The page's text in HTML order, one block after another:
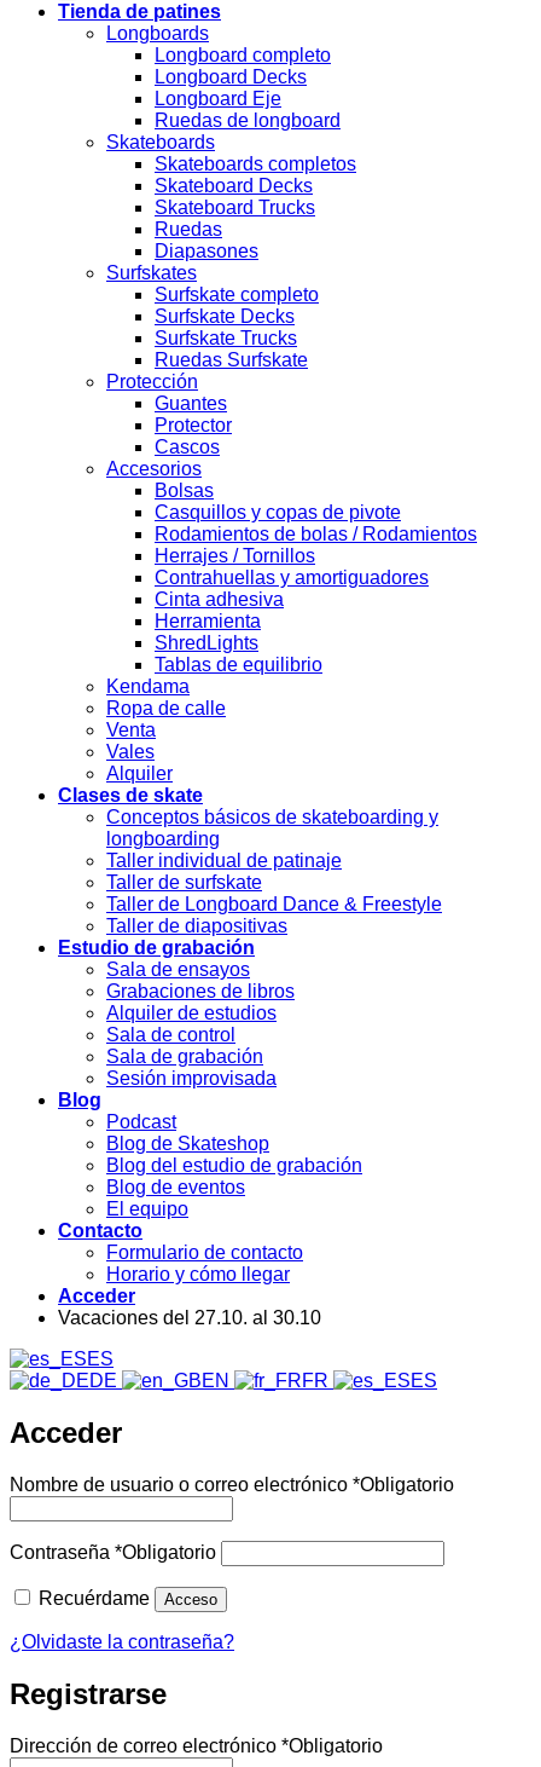
Tienda de patines
Longboards
Longboard completo
Longboard Decks
Longboard Eje
Ruedas de longboard
Skateboards
Skateboards completos
Skateboard Decks
Skateboard Trucks
Ruedas
Diapasones
Surfskates
Surfskate completo
Surfskate Decks
Surfskate Trucks
Ruedas Surfskate
Protección
Guantes
Protector
Cascos
Accesorios
Bolsas
Casquillos y copas de pivote
Rodamientos de bolas / Rodamientos
Herrajes / Tornillos
Contrahuellas y amortiguadores
Cinta adhesiva
Herramienta
ShredLights
Tablas de equilibrio
Kendama
Ropa de calle
Venta
Vales
Alquiler
Clases de skate
Conceptos básicos de skateboarding y
longboarding
Taller individual de patinaje
Taller de surfskate
Taller de Longboard Dance & Freestyle
Taller de diapositivas
Estudio de grabación
Sala de ensayos
Grabaciones de libros
Alquiler de estudios
Sala de control
Sala de grabación
Sesión improvisada
Blog
Podcast
Blog de Skateshop
Blog del estudio de grabación
Blog de eventos
El equipo
Contacto
Formulario de contacto
Horario y cómo llegar
Acceder
Vacaciones del 27.10. al 30.10
ES
DE
EN FR ES
Acceder
Nombre de usuario o correo electrónico *Obligatorio
Contraseña *Obligatorio
Recuérdame Acceso
¿Olvidaste la contraseña?
Registrarse
Dirección de correo electrónico *Obligatorio